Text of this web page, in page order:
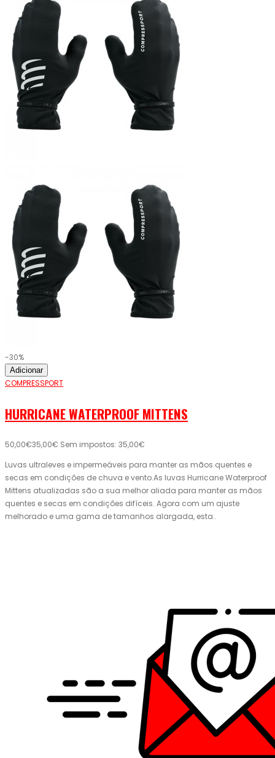
-30%
Adicionar
COMPRESSPORT
HURRICANE WATERPROOF MITTENS
50,00€35,00€ Sem impostos: 35,00€
Luvas ultraleves e impermeáveis ​​para manter as mãos quentes e
secas em condições de chuva e vento.As luvas Hurricane Waterproof
Mittens atualizadas são a sua melhor aliada para manter as mãos
quentes e secas em condições difíceis. Agora com um ajuste
melhorado e uma gama de tamanhos alargada, esta..